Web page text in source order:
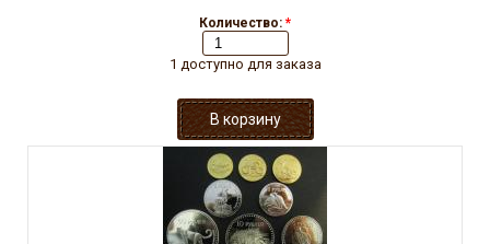
Количество: *
1 доступно для заказа